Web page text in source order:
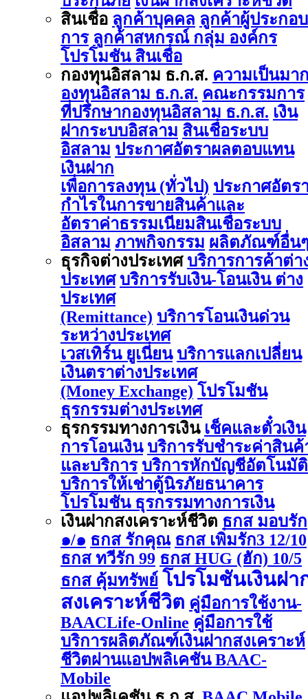
สินเชื่อ ลูกค้าบุคคล ลูกค้าผู้ประกอบ
การ ลูกค้าสหกรณ์ กลุ่ม องค์กร
โปรโมชัน สินเชื่อ
กองทุนอิสลาม ธ.ก.ส. ความเป็นมา
องทุนอิสลาม ธ.ก.ส. คณะกรรมการ
ที่ปรึกษากองทุนอิสลาม ธ.ก.ส. เงิน
ฝากระบบอิสลาม สินเชื่อระบบ
อิสลาม ประกาศอัตราผลตอบแทน
เงินฝาก
เพื่อการลงทุน (ทั่วไป) ประกาศอัตร
กำไรในการขายสินค้าและ
อัตราค่าธรรมเนียมสินเชื่อระบบ
อิสลาม ภาพกิจกรรม ผลิตภัณฑ์อื่น
ธุรกิจต่างประเทศ บริการการค้าต่า
ประเทศ บริการรับเงิน-โอนเงิน ต่าง
ประเทศ
(Remittance) บริการโอนเงินด่วน
ระหว่างประเทศ
เวสเทิร์น ยูเนี่ยน บริการแลกเปลี่ยน
เงินตราต่างประเทศ
(Money Exchange) โปรโมชัน
ธุรกรรมต่างประเทศ
ธุรกรรมทางการเงิน เช็คและตั๋วเงิน
การโอนเงิน บริการรับชำระค่าสินค้
และบริการ บริการหักบัญชีอัตโนมัติ
บริการให้เช่าตู้นิรภัยธนาคาร
โปรโมชัน ธุรกรรมทางการเงิน
เงินฝากสงเคราะห์ชีวิต ธกส มอบรัก
๑/๑ ธกส รักคุณ ธกส เพิ่มรัก3 12/10
ธกส ทวีรัก 99 ธกส HUG (ฮัก) 10/5
ธกส คุ้มทรัพย์ โปรโมชันเงินฝา
สงเคราะห์ชีวิต คู่มือการใช้งาน-
BAACLife-Online คู่มือการใช้
บริการผลิตภัณฑ์เงินฝากสงเคราะห์
ชีวิตผ่านแอปพลิเคชัน BAAC-
Mobile